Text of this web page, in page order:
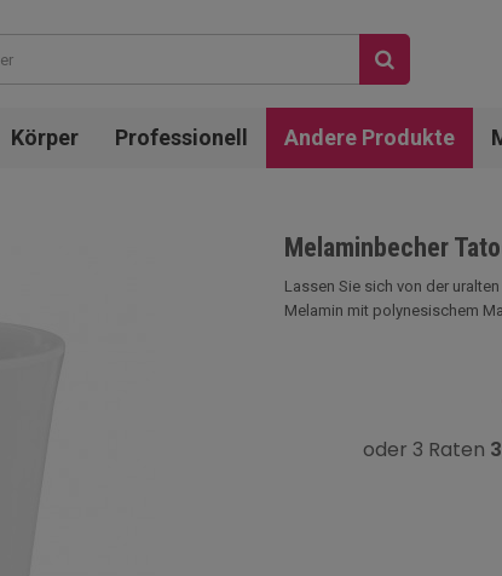
Körper Professionell Andere Produkte
Melaminbecher
Lassen Sie sich von der
Melamin mit polynesischem